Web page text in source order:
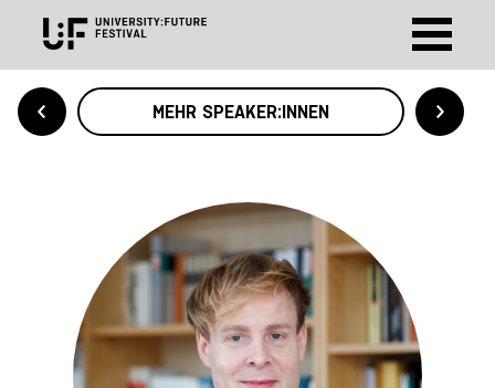
MEHR SPEAKER:INNEN